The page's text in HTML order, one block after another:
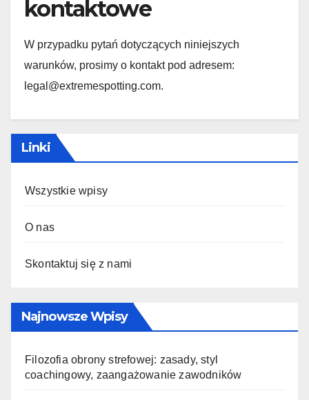
kontaktowe
W przypadku pytań dotyczących niniejszych
warunków, prosimy o kontakt pod adresem:
legal@extremespotting.com.
Linki
Wszystkie wpisy
O nas
Skontaktuj się z nami
Najnowsze Wpisy
Filozofia obrony strefowej: zasady, styl
coachingowy, zaangażowanie zawodników